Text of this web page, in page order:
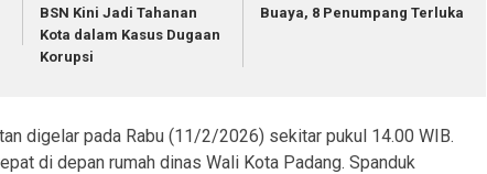
BSN Kini Jadi Tahanan
Kota dalam Kasus Dugaan
Korupsi
Buaya, 8 Penumpang Terluka
digelar pada Rabu (11/2/2026) sekitar pukul 14.00 WIB.
di depan rumah dinas Wali Kota Padang. Spanduk